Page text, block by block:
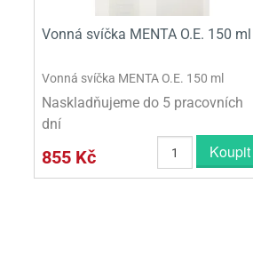
Vonná svíčka MENTA O.E. 150 ml
Vonná svíčka MENTA O.E. 150 ml
Naskladňujeme do 5 pracovních
dní
855 Kč Koupit